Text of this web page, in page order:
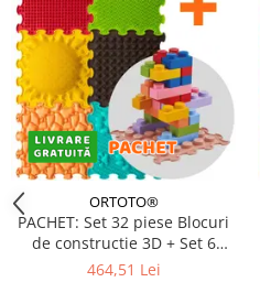
ORTOTO®
PACHET: Set 32 piese Blocuri
de constructie 3D + Set 6
Covorase ortopedice si
464,51 Lei